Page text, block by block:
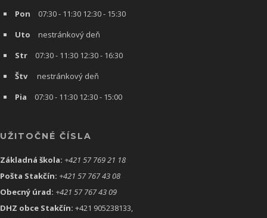
Pon 07:30 - 11:30 12:30 - 15:30
Uto nestránkový deň
Str 07:30 - 11:30 12:30 - 16:30
Štvnestránkový deň
Pia 07:30 - 11:30 12:30 - 15:00
UŽITOČNÉ ČÍSLA
Základná škola: +421 57 769 21 18
Pošta Stakčín: +421 57 767 43 08
Obecný úrad: +421 57 767 43 09
DHZ obce Stakčín: +421 905238133,